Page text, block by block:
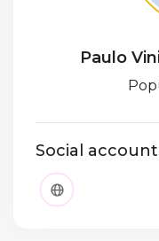
Paulo
Social